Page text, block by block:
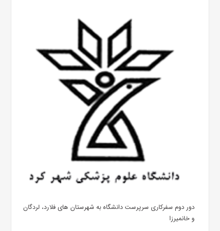
دور دوم سفرکاری سرپرست دانشگاه به شهرستان های فلارد، لردگان
و خانمیرزا